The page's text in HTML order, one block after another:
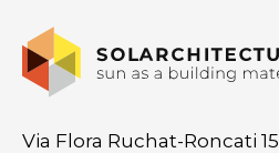
Via Flora Ruchat-Roncati 15